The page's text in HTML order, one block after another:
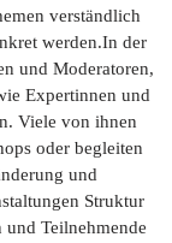
verständlich
werden.In der
und Moderatoren,
Expertinnen und
Viele von ihnen
oder begleiten
und
Struktur
Teilnehmende